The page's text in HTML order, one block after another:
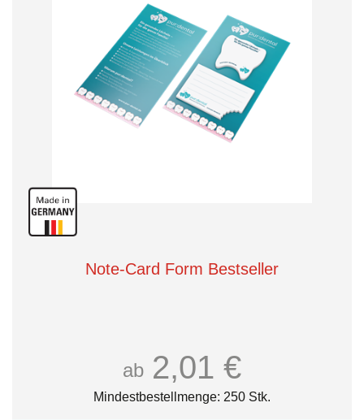
Note-Card Form Bestseller
ab 2,01 €
Mindestbestellmenge: 250 Stk.